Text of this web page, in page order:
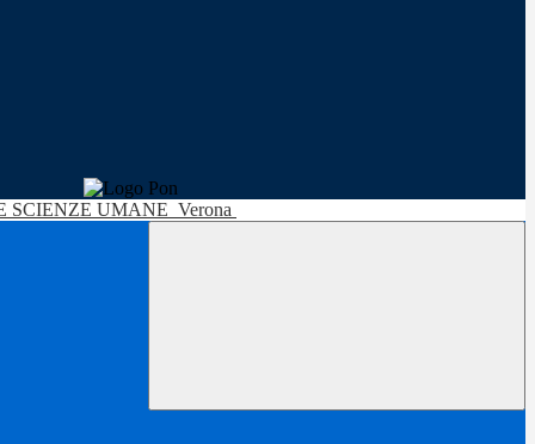
SCIENZE UMANE Verona